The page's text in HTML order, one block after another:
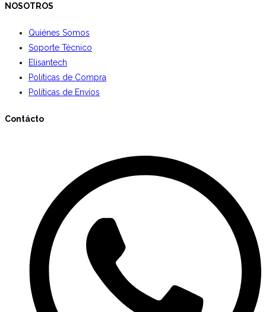
NOSOTROS
Quiénes Somos
Soporte Técnico
Elisantech
Políticas de Compra
Políticas de Envíos
Contácto